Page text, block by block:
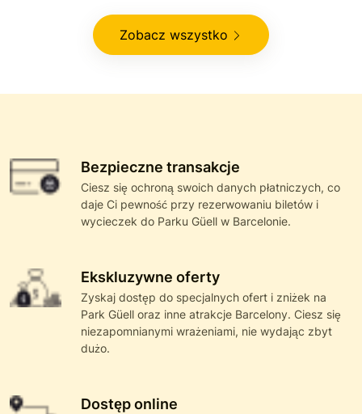
Zobacz wszystko
Bezpieczne transakcje
Ciesz się ochroną swoich danych płatniczych, co
daje Ci pewność przy rezerwowaniu biletów i
wycieczek do Parku Güell w Barcelonie.
Ekskluzywne oferty
Zyskaj dostęp do specjalnych ofert i zniżek na
Park Güell oraz inne atrakcje Barcelony. Ciesz się
niezapomnianymi wrażeniami, nie wydając zbyt
dużo.
Dostęp online